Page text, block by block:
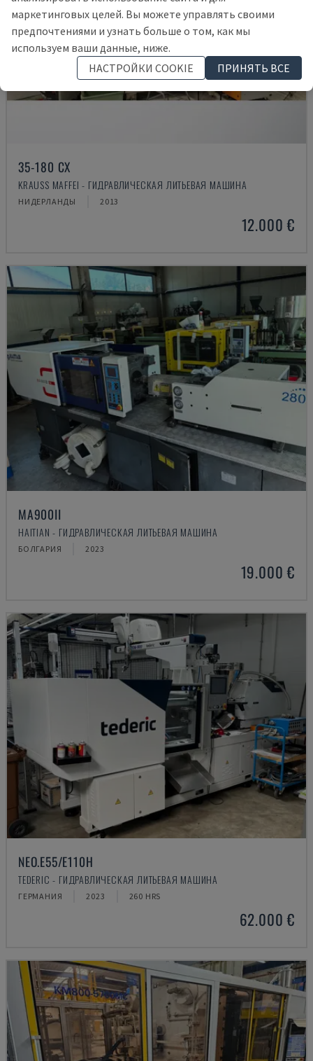
35-180 CX
KRAUSS MAFFEI - ГИДРАВЛИЧЕСКАЯ ЛИТЬЕВАЯ МАШИНА
НИДЕРЛАНДЫ 2013
12.000 €
MA900ІІ
HAITIAN - ГИДРАВЛИЧЕСКАЯ ЛИТЬЕВАЯ МАШИНА
БОЛГАРИЯ 2023
19.000 €
NEO.E55/E110H
TEDERIC - ГИДРАВЛИЧЕСКАЯ ЛИТЬЕВАЯ МАШИНА
ГЕРМАНИЯ 2023 260 HRS
62.000 €
маркетинговых целей. Вы можете управлять своими
предпочтениями и узнать больше о том, как мы
используем ваши данные, ниже.
НАСТРОЙКИ COOKIE
ПРИНЯТЬ ВСЕ